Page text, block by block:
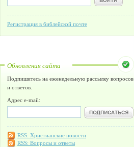
Регистрация в библейской почте
Обновления сайта
Подпишитесь на еженедельную рассылку вопросов
и ответов.
Адрес e-mail:
RSS: Христианские новости
RSS: Вопросы и ответы